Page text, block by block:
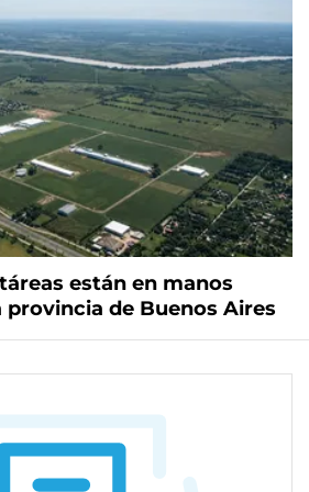
están en manos
provincia de Buenos Aires